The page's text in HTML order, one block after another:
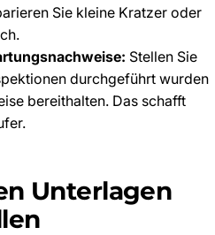
Sie kleine Kratzer oder
Stellen Sie
durchgeführt wurden
bereithalten. Das schafft
Unterlagen